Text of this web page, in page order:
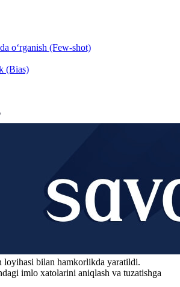
o‘rganish (Few-shot)
(Bias)
loyihasi bilan hamkorlikda yaratildi.
imlo xatolarini aniqlash va tuzatishga